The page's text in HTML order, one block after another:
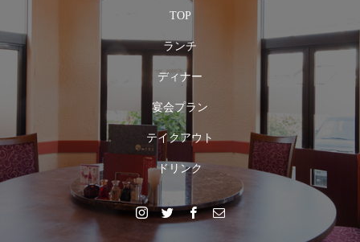
TOP
ランチ
ディナー
宴会プラン
テイクアウト
ドリンク